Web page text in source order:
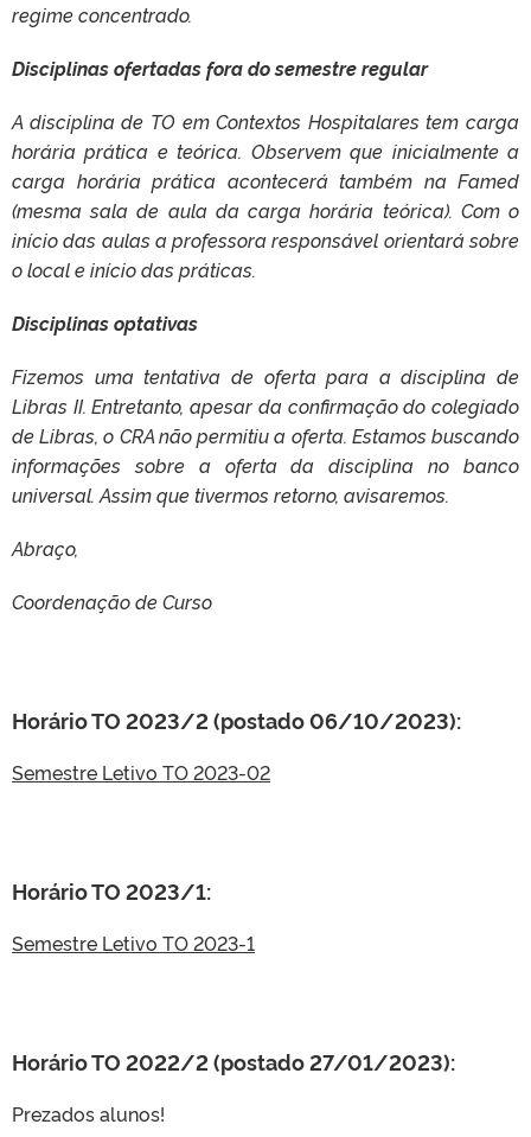
regime concentrado.
Disciplinas ofertadas fora do semestre regular
A disciplina de TO em Contextos Hospitalares tem carga
horária prática e teórica. Observem que inicialmente a
carga horária prática acontecerá também na Famed
(mesma sala de aula da carga horária teórica). Com o
início das aulas a professora responsável orientará sobre
o local e início das práticas.
Disciplinas optativas
Fizemos uma tentativa de oferta para a disciplina de
Libras II. Entretanto, apesar da confirmação do colegiado
de Libras, o CRA não permitiu a oferta. Estamos buscando
informações sobre a oferta da disciplina no banco
universal. Assim que tivermos retorno, avisaremos.
Abraço,
Coordenação de Curso
Horário TO 2023/2 (postado 06/10/2023):
Semestre Letivo TO 2023-02
Horário TO 2023/1:
Semestre Letivo TO 2023-1
Horário TO 2022/2 (postado 27/01/2023):
Prezados alunos!